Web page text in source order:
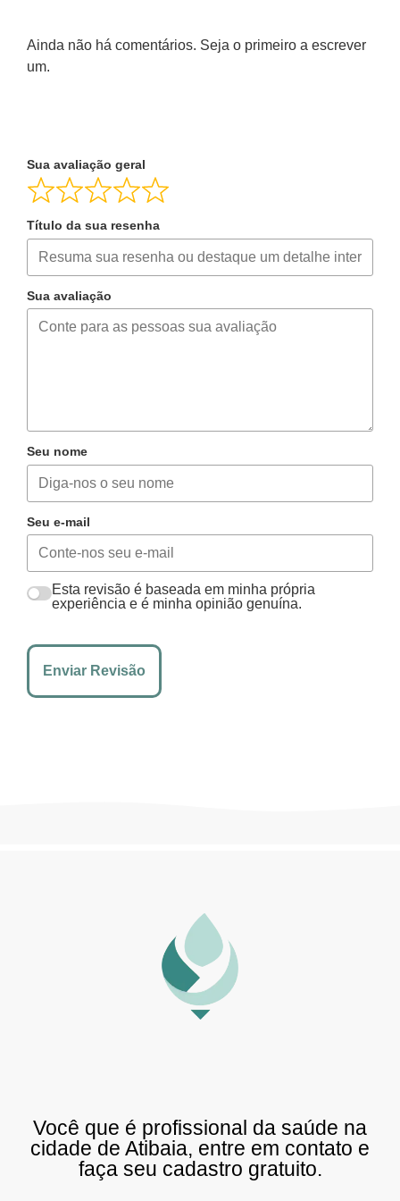
Ainda não há comentários. Seja o primeiro a escrever
um.
Sua avaliação geral
Título da sua resenha
Sua avaliação
Seu nome
Seu e-mail
Esta revisão é baseada em minha própria
experiência e é minha opinião genuína.
Enviar Revisão
Você que é profissional da saúde na
cidade de Atibaia, entre em contato e
faça seu cadastro gratuito.